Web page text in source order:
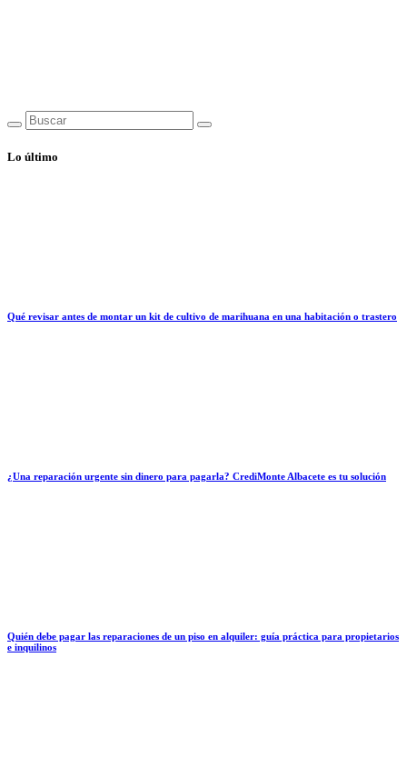
Lo último
Qué revisar antes de montar un kit de cultivo de marihuana en una habitación o trastero
¿Una reparación urgente sin dinero para pagarla? CrediMonte Albacete es tu solución
Quién debe pagar las reparaciones de un piso en alquiler: guía práctica para propietarios
e inquilinos